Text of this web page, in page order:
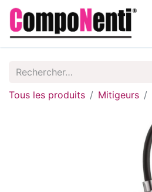
Tous les produits Mitigeurs